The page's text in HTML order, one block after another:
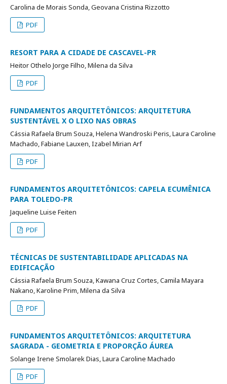
Carolina de Morais Sonda, Geovana Cristina Rizzotto
PDF
RESORT PARA A CIDADE DE CASCAVEL-PR
Heitor Othelo Jorge Filho, Milena da Silva
PDF
FUNDAMENTOS ARQUITETÔNICOS: ARQUITETURA
SUSTENTÁVEL X O LIXO NAS OBRAS
Cássia Rafaela Brum Souza, Helena Wandroski Peris, Laura Caroline
Machado, Fabiane Lauxen, Izabel Mirian Arf
PDF
FUNDAMENTOS ARQUITETÔNICOS: CAPELA ECUMÊNICA
PARA TOLEDO-PR
Jaqueline Luise Feiten
PDF
TÉCNICAS DE SUSTENTABILIDADE APLICADAS NA
EDIFICAÇÃO
Cássia Rafaela Brum Souza, Kawana Cruz Cortes, Camila Mayara
Nakano, Karoline Prim, Milena da Silva
PDF
FUNDAMENTOS ARQUITETÔNICOS: ARQUITETURA
SAGRADA - GEOMETRIA E PROPORÇÃO ÁUREA
Solange Irene Smolarek Dias, Laura Caroline Machado
PDF